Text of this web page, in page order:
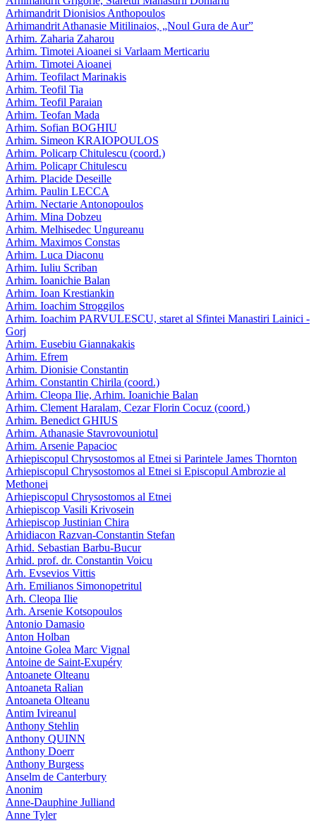
Arhimandrit Dionisios Anthopoulos
Arhimandrit Athanasie Mitilinaios, „Noul Gura de Aur”
Arhim. Zaharia Zaharou
Arhim. Timotei Aioanei si Varlaam Merticariu
Arhim. Timotei Aioanei
Arhim. Teofilact Marinakis
Arhim. Teofil Tia
Arhim. Teofil Paraian
Arhim. Teofan Mada
Arhim. Sofian BOGHIU
Arhim. Simeon KRAIOPOULOS
Arhim. Policarp Chitulescu (coord.)
Arhim. Policapr Chitulescu
Arhim. Placide Deseille
Arhim. Paulin LECCA
Arhim. Nectarie Antonopoulos
Arhim. Mina Dobzeu
Arhim. Melhisedec Ungureanu
Arhim. Maximos Constas
Arhim. Luca Diaconu
Arhim. Iuliu Scriban
Arhim. Ioanichie Balan
Arhim. Ioan Krestiankin
Arhim. Ioachim Stroggilos
Arhim. Ioachim PARVULESCU, staret al Sfintei Manastiri Lainici -
Gorj
Arhim. Eusebiu Giannakakis
Arhim. Efrem
Arhim. Dionisie Constantin
Arhim. Constantin Chirila (coord.)
Arhim. Cleopa Ilie, Arhim. Ioanichie Balan
Arhim. Clement Haralam, Cezar Florin Cocuz (coord.)
Arhim. Benedict GHIUS
Arhim. Athanasie Stavrovouniotul
Arhim. Arsenie Papacioc
Arhiepiscopul Chrysostomos al Etnei si Parintele James Thornton
Arhiepiscopul Chrysostomos al Etnei si Episcopul Ambrozie al
Methonei
Arhiepiscopul Chrysostomos al Etnei
Arhiepiscop Vasili Krivosein
Arhiepiscop Justinian Chira
Arhidiacon Razvan-Constantin Stefan
Arhid. Sebastian Barbu-Bucur
Arhid. prof. dr. Constantin Voicu
Arh. Evsevios Vittis
Arh. Emilianos Simonopetritul
Arh. Cleopa Ilie
Arh. Arsenie Kotsopoulos
Antonio Damasio
Anton Holban
Antoine Golea Marc Vignal
Antoine de Saint-Exupéry
Antoanete Olteanu
Antoaneta Ralian
Antoaneta Olteanu
Antim Ivireanul
Anthony Stehlin
Anthony QUINN
Anthony Doerr
Anthony Burgess
Anselm de Canterbury
Anonim
Anne-Dauphine Julliand
Anne Tyler